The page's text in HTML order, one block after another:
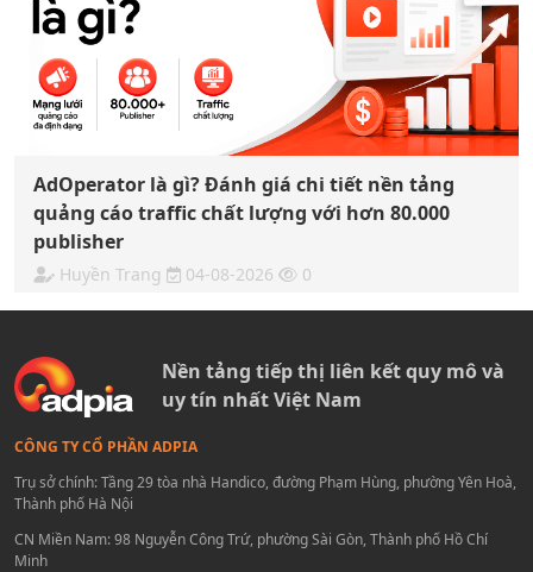
AdOperator là gì? Đánh giá chi tiết nền tảng
quảng cáo traffic chất lượng với hơn 80.000
publisher
Huyền Trang 04-08-2026 0
Nền tảng tiếp thị liên kết quy mô và
uy tín nhất Việt Nam
CÔNG TY CỔ PHẦN ADPIA
Trụ sở chính: Tầng 29 tòa nhà Handico, đường Phạm Hùng, phường Yên Hoà,
Thành phố Hà Nội
CN Miền Nam: 98 Nguyễn Công Trứ, phường Sài Gòn, Thành phố Hồ Chí
Minh